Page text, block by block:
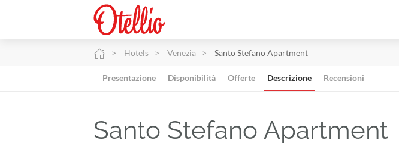
Hotels Venezia Santo Stefano Apartment
Presentazione Disponibilità Offerte Descrizione Recensioni
Santo Stefano Apartment